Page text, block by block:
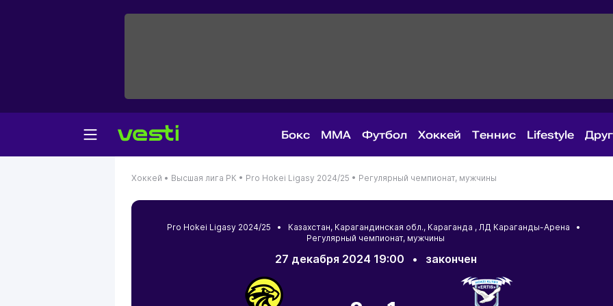
Бокс MMA Футбол Хоккей Теннис Lifestyle
Хоккей • Высшая лига РК • Pro Hokei Ligasy 2024/25 • Регулярный чемпионат, мужчины
Pro Hokei Ligasy 2024/25 • Казахстан, Карагандинская обл., Караганда , ЛД Караганды-Арена •
Регулярный чемпионат, мужчины
27 декабря 2024 19:00 • закончен